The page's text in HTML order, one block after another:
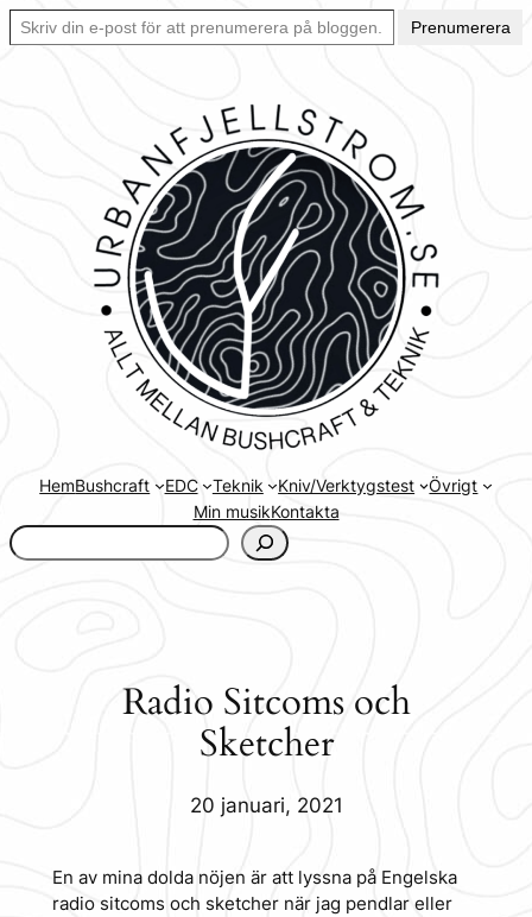
Hoppa
Skriv din e-post för att prenumerera på bloggen… Ett enkelt sätt att hålla sig uppdaterad automatiskt.
Prenumerera
HemBushcraft EDC Teknik Kniv/Verktygstest
Övrigt
Min musikKontakta
www.urbanfjellstrom.se/jamforelselistan/
Radio Sitcoms och
Sketcher
20 januari, 2021
En av mina dolda nöjen är att lyssna på Engelska
radio sitcoms och sketcher när jag pendlar eller